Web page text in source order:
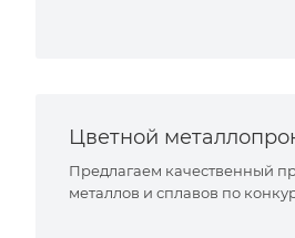
Цветной
Предлагаем качественный
металлов и сплавов по